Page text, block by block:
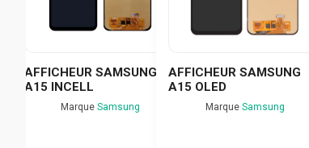
AFFICHEUR SAMSUNG
A15 INCELL
MarqueSamsung
AFFICHEUR SAMSUNG
A15 OLED
Marque Samsung